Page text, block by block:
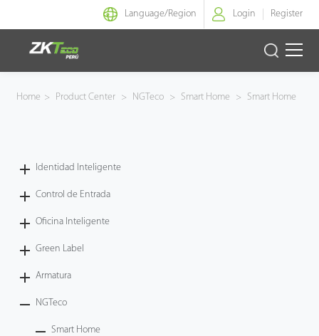
Language/Region Login Register
Identidad Inteligente
Oficina Inteligente
Green Label
NGTeco
Software
Home > Product Center > NGTeco > Smart Home > Smart Home
Identidad Inteligente
Control de Entrada
Oficina Inteligente
Green Label
Armatura
NGTeco
Smart Home